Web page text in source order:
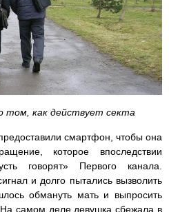
том, как действует секта
смартфон, чтобы она
которое впоследствии
говорят» Первого канала.
и долго пытались вызволить
обмануть мать и выпросить
самом деле девушка сбежала в